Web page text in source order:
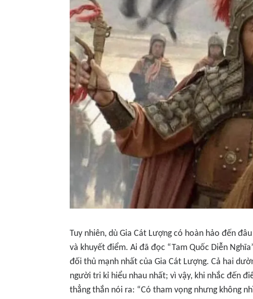
Tuy nhiên, dù Gia Cát Lượng có hoàn hảo đến
và khuyết điểm. Ai đã đọc “Tam Quốc Diễn
đối thủ mạnh nhất của Gia Cát Lượng. Cả hai
người tri kỉ hiểu nhau nhất; vì vậy, khi nhắc đến
thẳng thắn nói ra: “Có tham vọng nhưng không